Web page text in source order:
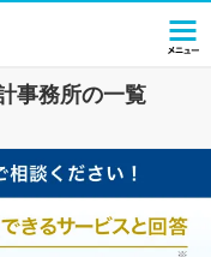
事務所の一覧